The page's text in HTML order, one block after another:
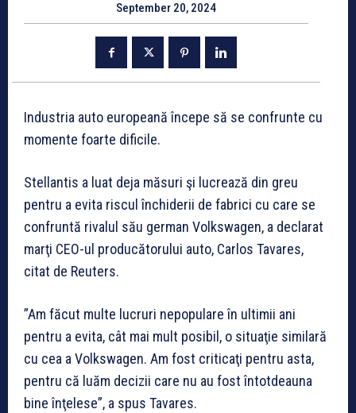
September 20, 2024
Industria auto europeană începe să se confrunte cu
momente foarte dificile.
Stellantis a luat deja măsuri şi lucrează din greu
pentru a evita riscul închiderii de fabrici cu care se
confruntă rivalul său german Volkswagen, a declarat
marţi CEO-ul producătorului auto, Carlos Tavares,
citat de Reuters.
”Am făcut multe lucruri nepopulare în ultimii ani
pentru a evita, cât mai mult posibil, o situaţie similară
cu cea a Volkswagen. Am fost criticaţi pentru asta,
pentru că luăm decizii care nu au fost întotdeauna
bine înţelese”, a spus Tavares.